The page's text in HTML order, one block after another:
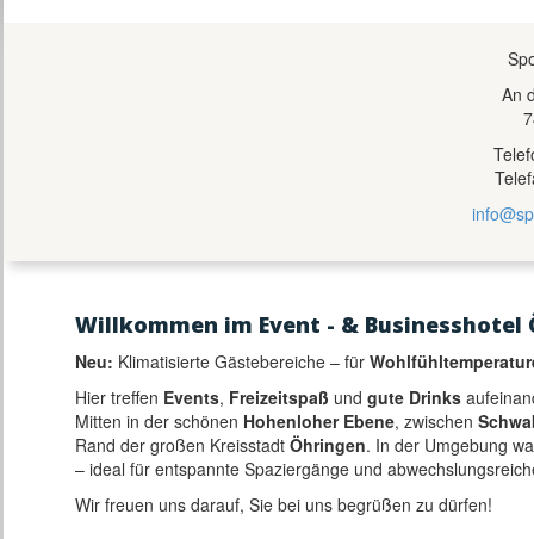
An
Willkommen im Event - & Businesshotel
Neu: Klimatisierte Gästebereiche – für
Hier treffen Events, Freizeitspaß und gute Drinks
Mitten in der schönen Hohenloher Ebene, zwischen
Rand der großen Kreisstadt Öhringen. In der Umgebung
– ideal für entspannte Spaziergänge und
Wir freuen uns darauf, Sie bei uns begrüßen zu dürfen!